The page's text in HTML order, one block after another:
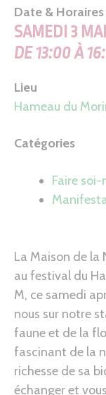
Date & Horaires
SAMEDI 3
DE 13:00 À
Lieu
Hameau du
Catégories
Faire
La Maison de la
au festival du
M, ce samedi
nous sur notre
faune et de la
fascinant de la
richesse de sa
échanger et